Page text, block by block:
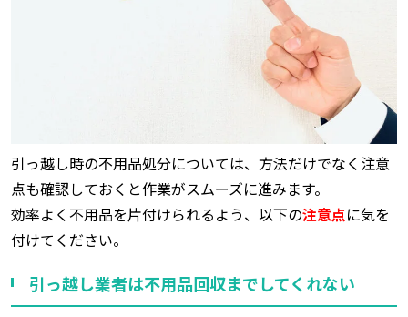
引っ越し時の不用品処分については、方法だけでなく注意
点も確認しておくと作業がスムーズに進みます。
効率よく不用品を片付けられるよう、以下の注意点に気を
付けてください。
引っ越し業者は不用品回収までしてくれない